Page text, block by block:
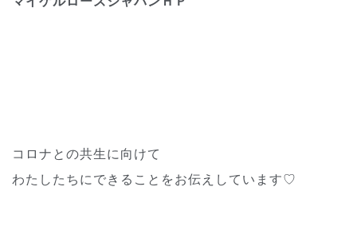
コロナとの共生に向けて
わたしたちにできることをお伝えしています♡